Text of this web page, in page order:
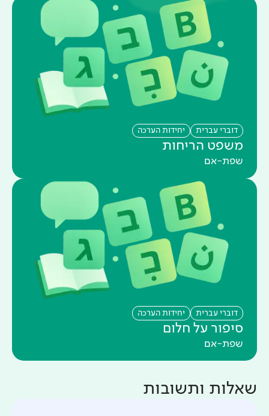
דוברי עברית יחידות הערכה
משפט הריחות
שפת-אם
דוברי עברית יחידות הערכה
סיפור על חלום
שפת-אם
שאלות ותשובות